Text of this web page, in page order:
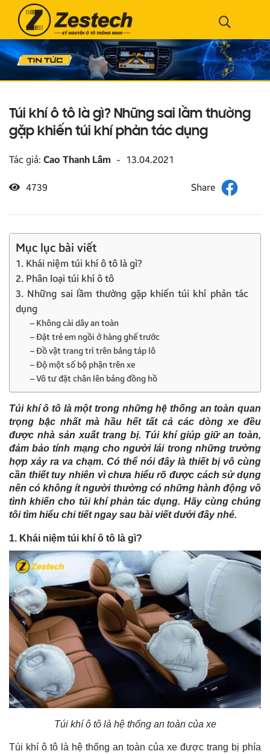
Túi khí ô tô là gì? Những sai lầm thường
gặp khiến túi khí phản tác dụng
Tác giả: Cao Thanh Lâm - 13.04.2021
4739
Mục lục bài viết
1. Khái niệm túi khí ô tô là gì?
2. Phân loại túi khí ô tô
3. Những sai lầm thường gặp khiến túi khí phản tác
dụng
– Không cài dây an toàn
– Đặt trẻ em ngồi ở hàng ghế trước
– Đồ vật trang trí trên bảng táp lô
– Độ một số bộ phận trên xe
– Vô tư đặt chân lên bảng đồng hồ
Túi khí ô tô là một trong những hệ thống an toàn quan
trọng bậc nhất mà hầu hết tất cả các dòng xe đều
được nhà sản xuất trang bị. Túi khí giúp giữ an toàn,
đảm bảo tính mạng cho người lái trong những trường
hợp xảy ra va chạm. Có thể nói đây là thiết bị vô cùng
cần thiết tuy nhiên vì chưa hiểu rõ được cách sử dụng
nên có không ít người thường có những hành động vô
tình khiến cho túi khí phản tác dụng. Hãy cùng chúng
tôi tìm hiểu chi tiết ngay sau bài viết dưới đây nhé.
1. Khái niệm túi khí ô tô là gì?
Túi khí ô tô là hệ thống an toàn của xe
Túi khí ô tô là hệ thống an toàn của xe được trang bị phía